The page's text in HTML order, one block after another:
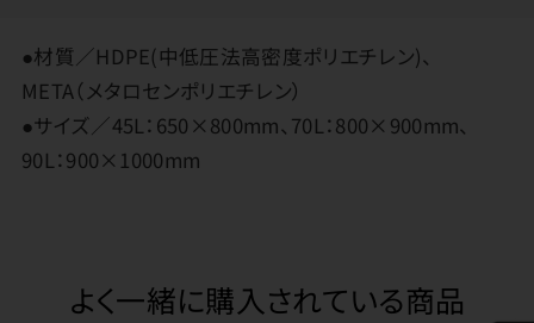
●材質／HDPE(中低圧法高密度ポリエチレン)、
META（メタロセンポリエチレン）
●サイズ／45L：650×800mm、70L：800×900mm、
90L：900×1000mm
よく一緒に購入されている商品